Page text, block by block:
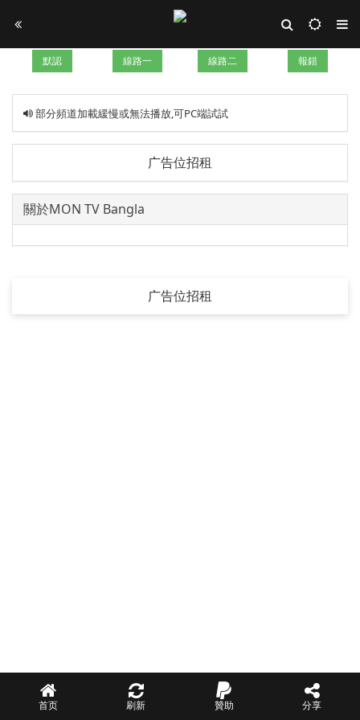
默認 線路一 線路二 報錯
部分頻道加載緩慢或無法播放,可PC端試試
广告位招租
關於MON TV Bangla
广告位招租
首页 刷新 贊助 分享